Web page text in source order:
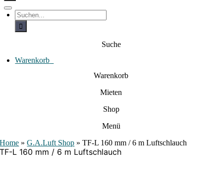
hT
o
a
S
u
h
c
h
Suche
Warenkorb
Warenkorb
Mieten
Shop
Menü
Home »G.A.Luft Shop »TF-L 160 mm / 6 m Luftschlauch
TF-L 160 mm / 6 m Luftschlauch